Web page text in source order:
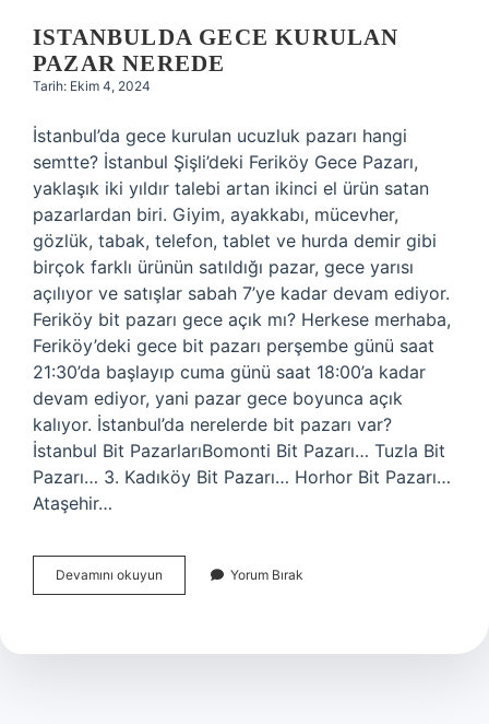
ISTANBULDA GECE KURULAN
PAZAR NEREDE
Tarih: Ekim 4, 2024
İstanbul’da gece kurulan ucuzluk pazarı hangi
semtte? İstanbul Şişli’deki Feriköy Gece Pazarı,
yaklaşık iki yıldır talebi artan ikinci el ürün satan
pazarlardan biri. Giyim, ayakkabı, mücevher,
gözlük, tabak, telefon, tablet ve hurda demir gibi
birçok farklı ürünün satıldığı pazar, gece yarısı
açılıyor ve satışlar sabah 7’ye kadar devam ediyor.
Feriköy bit pazarı gece açık mı? Herkese merhaba,
Feriköy’deki gece bit pazarı perşembe günü saat
21:30’da başlayıp cuma günü saat 18:00’a kadar
devam ediyor, yani pazar gece boyunca açık
kalıyor. İstanbul’da nerelerde bit pazarı var?
İstanbul Bit PazarlarıBomonti Bit Pazarı… Tuzla Bit
Pazarı… 3. Kadıköy Bit Pazarı… Horhor Bit Pazarı…
Ataşehir…
Devamını okuyun Istanbulda
Gece
Nerede
Yorum Bırak